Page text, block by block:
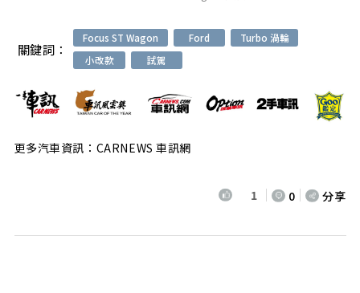
關鍵詞：
Focus ST Wagon Ford
Turbo 渦輪
小改款
試駕
更多汽車資訊：CARNEWS 車訊網
1 0 分享